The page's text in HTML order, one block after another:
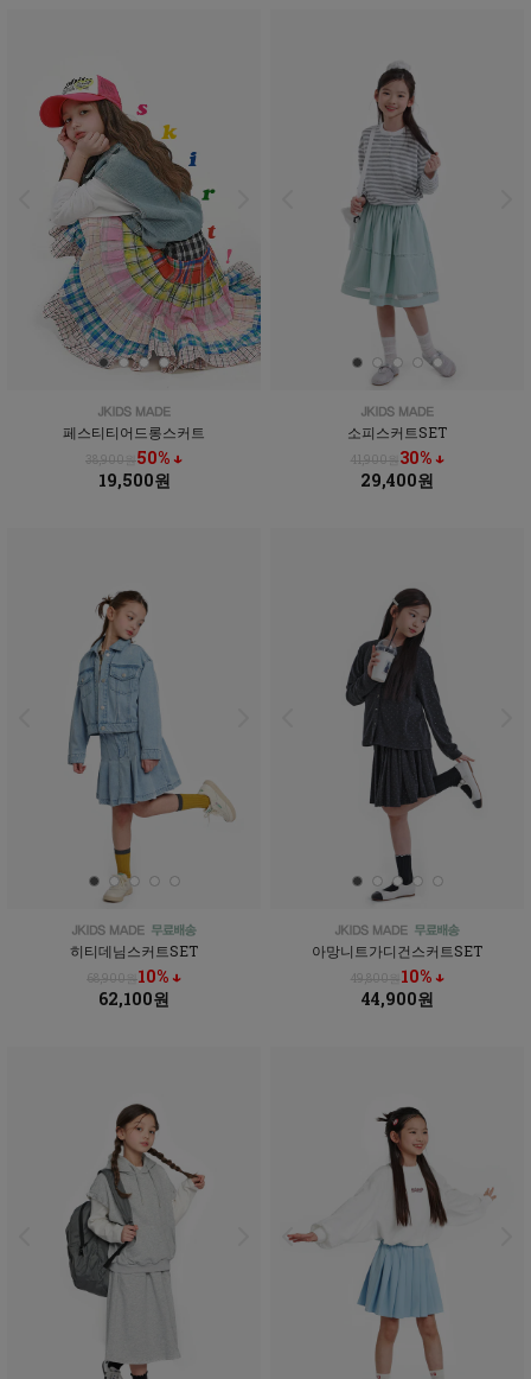
페스티티어드롱스커트
38,900원50% ↓
19,500원
소피스커트SET
41,900원30% ↓
29,400원
히티데님스커트SET
68,900원10% ↓
62,100원
아망니트가디건스커트SET
49,800원10% ↓
44,900원